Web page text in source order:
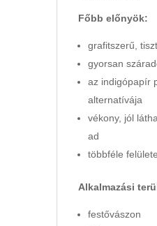
Főbb előnyök:
grafitszerű,
gyorsan
az indigópapír
alternatívája
vékony, jól
ad
többféle
Alkalmazási
festővászon